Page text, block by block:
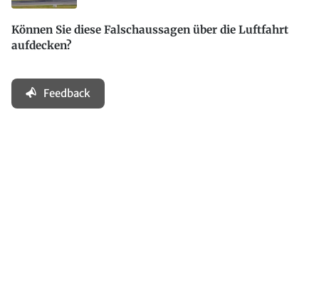
Können Sie diese Falschaussagen über die Luftfahrt
aufdecken?
Feedback